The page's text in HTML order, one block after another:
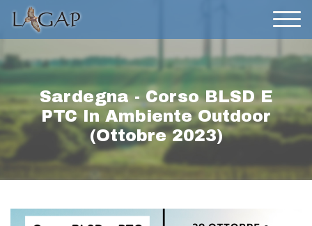
Sardegna - Corso BLSD E
PTC In Ambiente Outdoor
(ottobre 2023)